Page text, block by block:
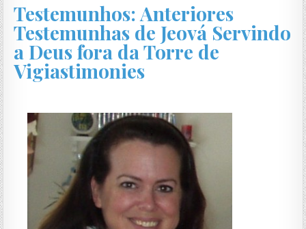
Testemunhos: Anteriores
Testemunhas de Jeová Servindo
a Deus fora da Torre de
Vigiastimonies